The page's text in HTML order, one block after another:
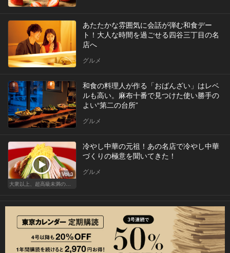
あたたかな雰囲気に会話が弾む和食デー
ト！大人な時間を過ごせる四谷三丁目の名
店へ
グルメ
和食の料理人が作る「おばんざい」はレベ
ルも高い。麻布十番で見つけた使い勝手の
よい“第二の台所”
グルメ
Vol.3
大衆以上、超高級未満の絶品中華
冷やし中華の元祖！あの名店で冷やし中華
づくりの極意を聞いてきた！
グルメ